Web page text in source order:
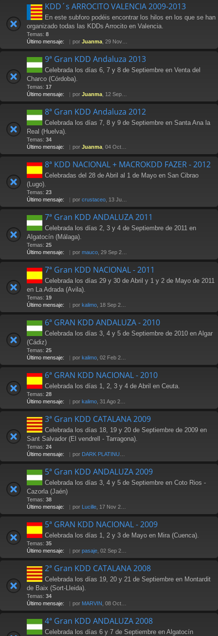
KDD´s ARROCITO VALENCIA 2009-2013
En este subforo podéis encontrar los hilos en los que se han
organizado todas las KDDs Arrocito en Valencia.
Temas: 8
Último mensaje:
por Juanma , 29 Nov 2013 14:01
9ª Gran KDD Andaluza 2013
Celebrada los días 6, 7 y 8 de Septiembre en Venta del
Charco (Córdoba).
Temas: 17
Último mensaje:
por Juanma , 12 Sep 2013 22:52
8ª Gran KDD Andaluza 2012
Celebrada los días 7, 8 y 9 de Septiembre en Santa Ana la
Real (Huelva).
Temas: 34
Último mensaje:
por Juanma , 04 Oct 2012 15:24
8ª KDD NACIONAL + MACROKDD FAZER - 2012
Celebradas del 28 de Abril al 1 de Mayo en San Cibrao
(Lugo).
Temas: 23
Último mensaje:
por crustaceo , 13 Jul 2012 21:36
7ª Gran KDD ANDALUZA 2011
Celebrada los días 2, 3 y 4 de Septiembre de 2011 en
Algatocín (Málaga).
Temas: 25
Último mensaje:
por mauco , 29 Sep 2011 02:15
7ª Gran KDD NACIONAL - 2011
Celebrada los días 29 y 30 de Abril y 1 y 2 de Mayo de 2011
en La Adrada (Avila).
Temas: 19
Último mensaje:
por kalimo , 18 Sep 2011 23:36
6ª GRAN KDD ANDALUZA - 2010
Celebrada los días 3, 4 y 5 de Septiembre de 2010 en Algar
(Cádiz)
Temas: 25
Último mensaje:
por kalimo , 02 Feb 2011 16:01
6ª GRAN KDD NACIONAL - 2010
Celebrada los días 1, 2, 3 y 4 de Abril en Ceuta.
Temas: 28
Último mensaje:
por kalimo , 31 Ago 2010 18:03
3ª Gran KDD CATALANA 2009
Celebrada los días 18, 19 y 20 de Septiembre de 2009 en
Sant Salvador (El vendrell - Tarragona).
Temas: 24
Último mensaje:
por DARK PLATINUM
5ª Gran KDD ANDALUZA 2009
Celebrada los días 3, 4 y 5 de Septiembre en Coto Rios -
Cazorla (Jaén)
Temas: 38
Último mensaje:
por Lucille , 17 Nov 2009 18:20
5ª GRAN KDD NACIONAL - 2009
Celebrada los días 1, 2 y 3 de Mayo en Mira (Cuenca).
Temas: 35
Último mensaje:
por pasaje , 02 Sep 2010 16:44
2ª Gran KDD CATALANA 2008
Celebrada los días 19, 20 y 21 de Septiembre en Montardit
de Baix (Sort-Lleida).
Temas: 34
Último mensaje:
por MARVIN , 08 Oct 2008 09:59
4ª Gran KDD ANDALUZA 2008
Celebrada los días 6 y 7 de Septiembre en Algatocín